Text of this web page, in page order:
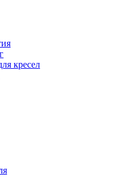
кресел